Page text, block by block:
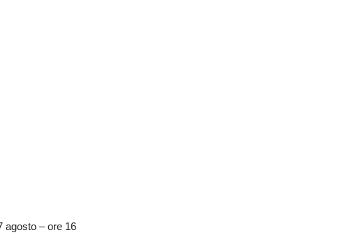
agosto – ore 16